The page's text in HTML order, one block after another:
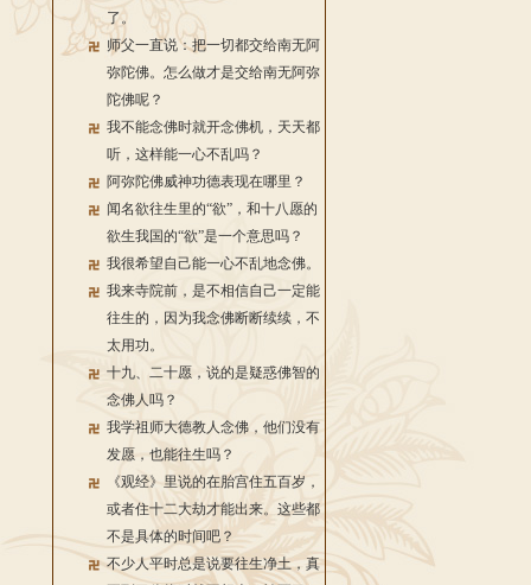
了。
师父一直说：把一切都交给南无阿
弥陀佛。怎么做才是交给南无阿弥
陀佛呢？
我不能念佛时就开念佛机，天天都
听，这样能一心不乱吗？
阿弥陀佛威神功德表现在哪里？
闻名欲往生里的“欲”，和十八愿的
欲生我国的“欲”是一个意思吗？
我很希望自己能一心不乱地念佛。
我来寺院前，是不相信自己一定能
往生的，因为我念佛断断续续，不
太用功。
十九、二十愿，说的是疑惑佛智的
念佛人吗？
我学祖师大德教人念佛，他们没有
发愿，也能往生吗？
《观经》里说的在胎宫住五百岁，
或者住十二大劫才能出来。这些都
不是具体的时间吧？
不少人平时总是说要往生净土，真